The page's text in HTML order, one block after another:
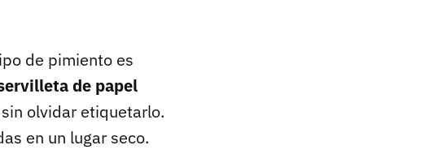
de pimiento es
de papel
olvidar etiquetarlo.
en un lugar seco.